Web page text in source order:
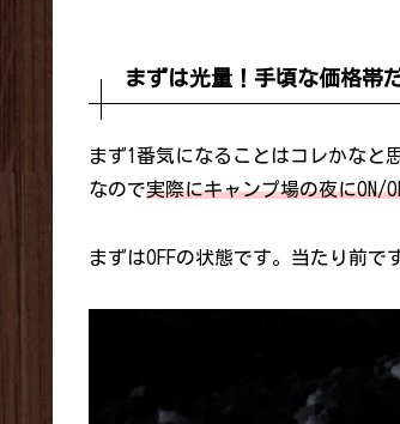
まずは光量！手頃な価格帯
まず1番気になることはコレかなと
なので実際にキャンプ場の夜にON/
まずはOFFの状態です。当たり前で